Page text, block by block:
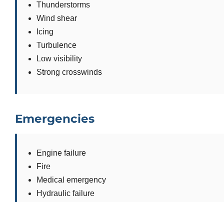
Thunderstorms
Wind shear
Icing
Turbulence
Low visibility
Strong crosswinds
Emergencies
Engine failure
Fire
Medical emergency
Hydraulic failure